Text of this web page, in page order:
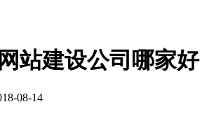
站建设公司哪家好
08-14